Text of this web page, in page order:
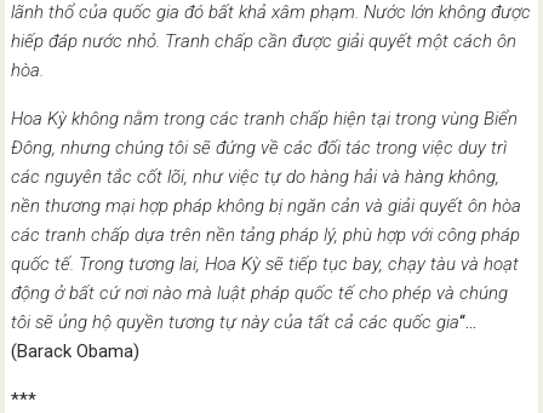
lãnh thổ của quốc gia đó bất khả xâm phạm. Nước lớn không được
hiếp đáp nước nhỏ. Tranh chấp cần được giải quyết một cách ôn
hòa.
Hoa Kỳ không nằm trong các tranh chấp hiện tại trong vùng Biển
Đông, nhưng chúng tôi sẽ đứng về các đối tác trong việc duy trì
các nguyên tắc cốt lõi, như việc tự do hàng hải và hàng không,
nền thương mại hợp pháp không bị ngăn cản và giải quyết ôn hòa
các tranh chấp dựa trên nền tảng pháp lý, phù hợp với công pháp
quốc tế. Trong tương lai, Hoa Kỳ sẽ tiếp tục bay, chạy tàu và hoạt
động ở bất cứ nơi nào mà luật pháp quốc tế cho phép và chúng
tôi sẽ ủng hộ quyền tương tự này của tất cả các quốc gia“…
(Barack Obama)
***